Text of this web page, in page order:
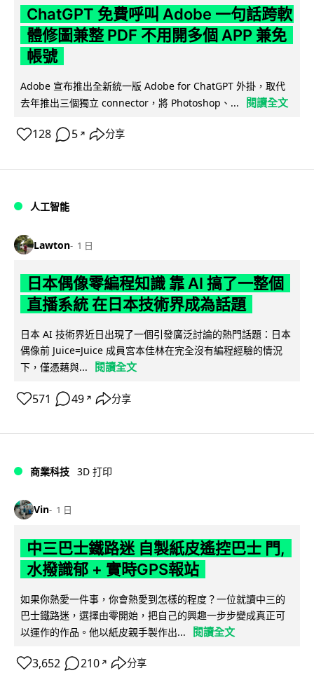
ChatGPT 免費呼叫 Adobe 一句話跨軟
體修圖兼整 PDF 不用開多個 APP 兼免
帳號
Adobe 宣布推出全新統一版 Adobe for ChatGPT 外掛，取代
去年推出三個獨立 connector，將 Photoshop、...
閱讀全文
128 5 ↗ 分享
人工智能
Lawton 1 日
日本偶像零編程知識 靠 AI 搞了一整個
直播系統 在日本技術界成為話題
日本 AI 技術界近日出現了一個引發廣泛討論的熱門話題：日本
偶像前 Juice=Juice 成員宮本佳林在完全沒有編程經驗的情況
下，僅憑藉與...
閱讀全文
571 49 ↗ 分享
商業科技 3D 打印
Vin 1 日
中三巴士鐵路迷 自製紙皮遙控巴士 門,
水撥識郁 + 實時GPS報站
如果你熱愛一件事，你會熱愛到怎樣的程度？一位就讀中三的
巴士鐵路迷，選擇由零開始，把自己的興趣一步步變成真正可
以運作的作品。他以紙皮親手製作出...
閱讀全文
3,652 210 ↗ 分享